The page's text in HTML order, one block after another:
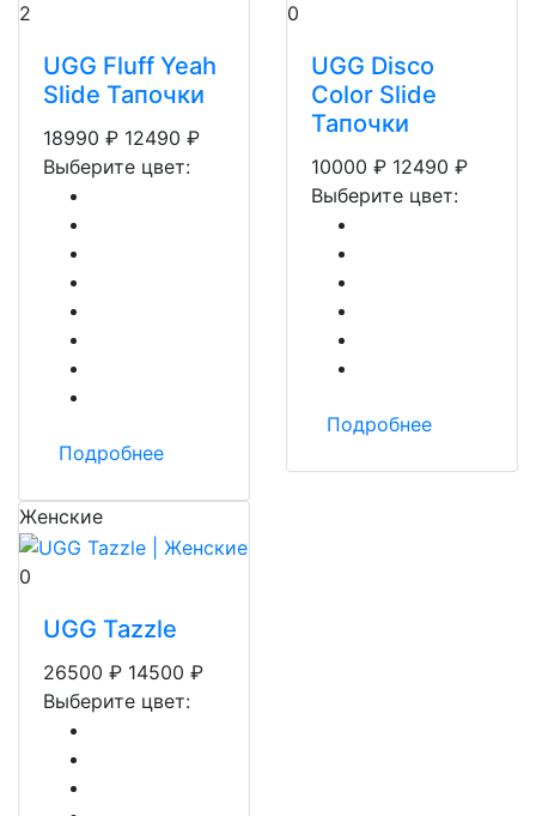
2
UGG Fluff Yeah
Slide Тапочки
18990 ₽ 12490 ₽
Выберите цвет:
Подробнее
0
UGG Disco
Color Slide
Тапочки
10000 ₽ 12490 ₽
Выберите цвет:
Подробнее
Женские
0
UGG Tazzle
26500 ₽ 14500 ₽
Выберите цвет: